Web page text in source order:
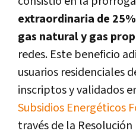
extraordinaria de
gas natural y gas
redes. Este beneficio
usuarios residenciales
inscriptos y validados
Subsidios Energéticos
través de la Resolución